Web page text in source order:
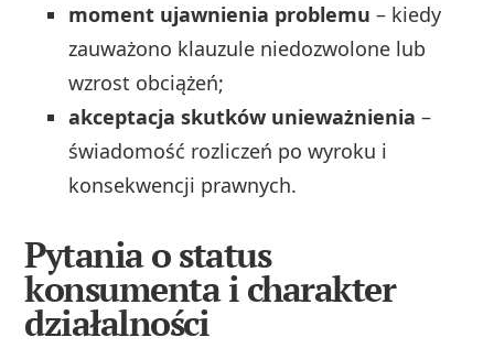
moment ujawnienia problemu – kiedy
zauważono klauzule niedozwolone lub
wzrost obciążeń;
akceptacja skutków unieważnienia –
świadomość rozliczeń po wyroku i
konsekwencji prawnych.
Pytania o status
konsumenta i charakter
działalności